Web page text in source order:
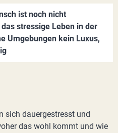
ist noch nicht
stressige Leben in der
Umgebungen kein Luxus,
sich dauergestresst und
das wohl kommt und wie